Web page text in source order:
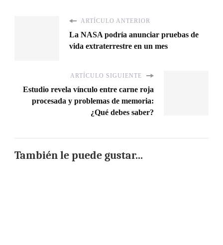
ARTÍCULO ANTERIOR
La NASA podría anunciar pruebas de
vida extraterrestre en un mes
ARTÍCULO SIGUIENTE
Estudio revela vínculo entre carne roja
procesada y problemas de memoria:
¿Qué debes saber?
También le puede gustar...